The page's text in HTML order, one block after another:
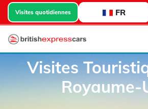
Visites quotidiennes FR
Visites
Royaume-